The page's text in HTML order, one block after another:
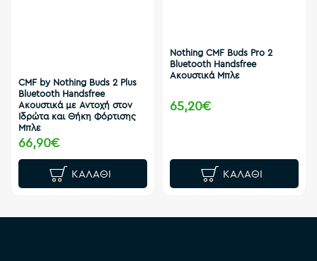
CMF by Nothing Buds 2 Plus
Bluetooth Handsfree
Ακουστικά με Αντοχή στον
Ιδρώτα και Θήκη Φόρτισης
Μπλε
66,90€
ΚΑΛΆΘΙ
Nothing CMF Buds Pro 2
Bluetooth Handsfree
Ακουστικά Μπλε
65,20€
ΚΑΛΆΘΙ